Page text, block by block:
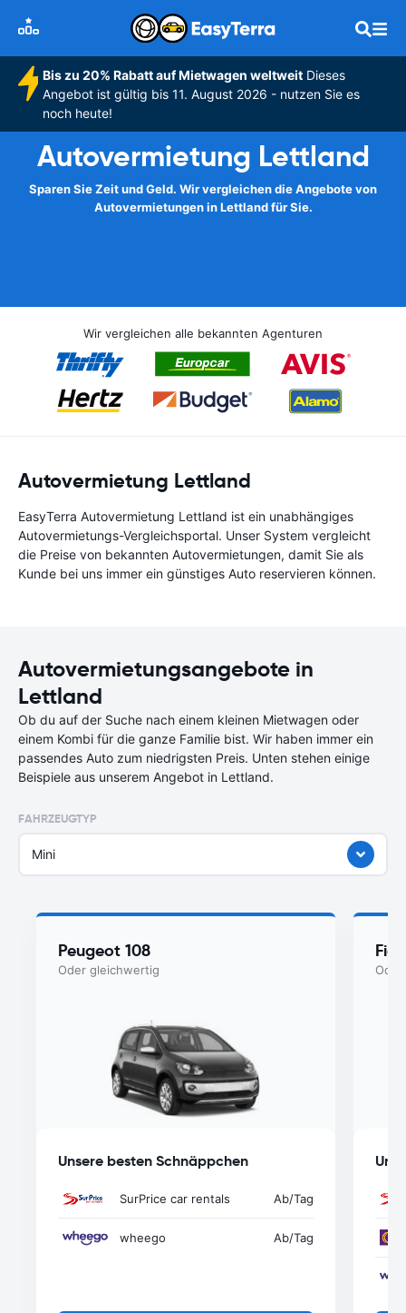
Bis zu 20% Rabatt auf Mietwagen weltweitDieses
Angebot ist gültig bis 11. August 2026 - nutzen Sie es
noch heute!
Autovermietung Lettland
Sparen Sie Zeit und Geld. Wir vergleichen die Angebote von
Autovermietungen in Lettland für Sie.
Wir vergleichen alle bekannten Agenturen
Autovermietung Lettland
EasyTerra Autovermietung Lettland ist ein unabhängiges
Autovermietungs-Vergleichsportal. Unser System vergleicht
die Preise von bekannten Autovermietungen, damit Sie als
Kunde bei uns immer ein günstiges Auto reservieren können.
Autovermietungsangebote in
Lettland
Ob du auf der Suche nach einem kleinen Mietwagen oder
einem Kombi für die ganze Familie bist. Wir haben immer ein
passendes Auto zum niedrigsten Preis. Unten stehen einige
Beispiele aus unserem Angebot in Lettland.
FAHRZEUGTYP
Mini
Peugeot 108
Oder gleichwertig
Unsere besten Schnäppchen
SurPrice car rentals Ab/Tag
wheego Ab/Tag